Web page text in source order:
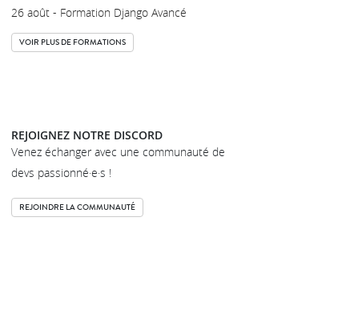
26 août - Formation Django Avancé
VOIR PLUS DE FORMATIONS
REJOIGNEZ NOTRE DISCORD
Venez échanger avec une communauté de
devs passionné·e·s !
REJOINDRE LA COMMUNAUTÉ